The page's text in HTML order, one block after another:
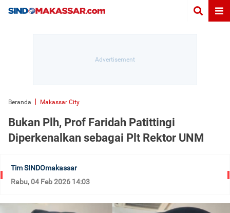
Beranda Makassar City
Bukan Plh, Prof Faridah Patittingi
Diperkenalkan sebagai Plt Rektor UNM
Tim SINDOmakassar
Rabu, 04 Feb 2026 14:03